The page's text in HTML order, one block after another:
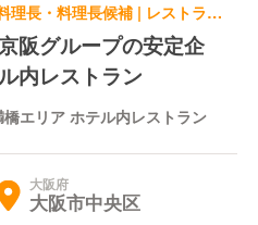
イタリアン, 洋食・西洋料理 | 料理長・料理長候補 | レストラングループ 天満橋エリア ホテル内レストラン
阪グループの安定企
内レストラン
エリア ホテル内レストラン
大阪府
大阪市中央区